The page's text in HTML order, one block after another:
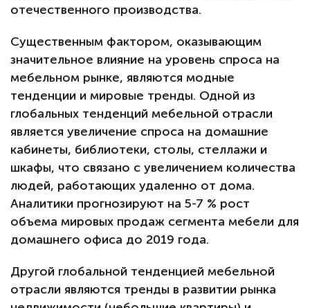
отечественного производства.
Существенным фактором, оказывающим
значительное влияние на уровень спроса на
мебельном рынке, являются модные
тенденции и мировые тренды. Одной из
глобальных тенденций мебельной отрасли
является увеличение спроса на домашние
кабинеты, библиотеки, столы, стеллажи и
шкафы, что связано с увеличением количества
людей, работающих удаленно от дома.
Аналитики прогнозируют на 5-7 % рост
объема мировых продаж сегмента мебели для
домашнего офиса до 2019 года.
Другой глобальной тенденцией мебельной
отрасли являются тренды в развитии рынка